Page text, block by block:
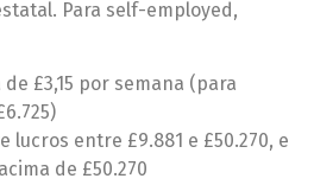
Para self-employed,
de £3,15 por semana (para
lucros entre £9.881 e £50.270, e
de £50.270